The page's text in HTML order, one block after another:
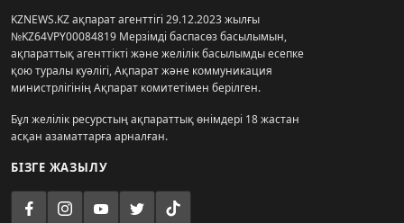
KZNEWS.KZ ақпарат агенттігі 29.12.2023 жылғы
№KZ64VPY00084819 Мерзімді баспасөз басылымын,
ақпараттық агенттікті және желілік басылымды есепке
қою туралы куәлігі, Ақпарат және коммуникация
министрлігінің Ақпарат комитетімен берілген.
Бұл желілік ресурстың ақпараттық өнімдері 18 жастан
асқан азаматтарға арналған.
БІЗГЕ ЖАЗЫЛУ